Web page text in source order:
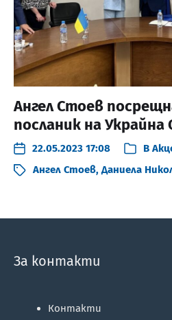
Ангел Стоев
посланик на
22.05.2023 17:08 В
Ангел Стоев,Даниела
За контакти
Контакти